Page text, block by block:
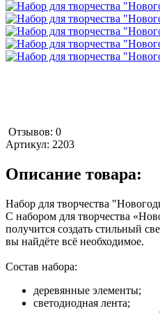
Отзывов: 0
Артикул: 2203
Описание товара:
Набор для творчества
С набором для творчества
получится создать стильный
вы найдёте всё необходимое.
Состав набора:
деревянные элементы;
светодиодная лента;